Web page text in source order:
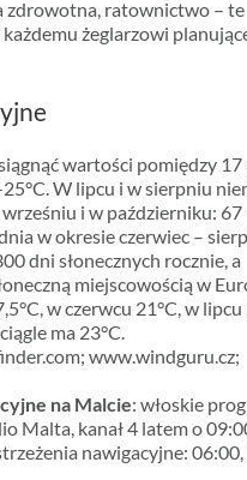
zdrowotna, ratownictwo – te
żeglarzowi
wartości pomiędzy 17
W lipcu i w sierpniu
i w październiku: 67
w okresie czerwiec –
dni słonecznych rocznie, a
miejscowością w
w czerwcu 21°C, w lipcu
ma 23°C.
www.windguru.cz;
na Malcie: włoskie
Malta, kanał 4 latem o
nawigacyjne: